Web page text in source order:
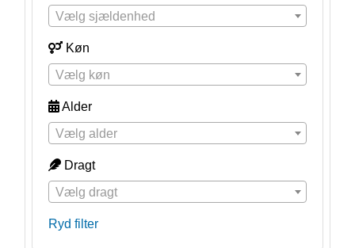
Vælg sjældenhed
Køn
Vælg køn
Alder
Vælg alder
Dragt
Vælg dragt
Ryd filter